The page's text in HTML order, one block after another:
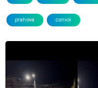
prahova convoi